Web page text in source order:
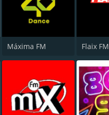
Máxima FM Flaix FM